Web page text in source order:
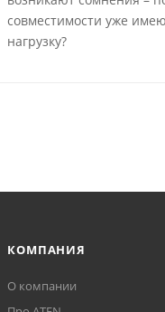
совместимости уже
нагрузку?
КОМПАНИЯ
О компании